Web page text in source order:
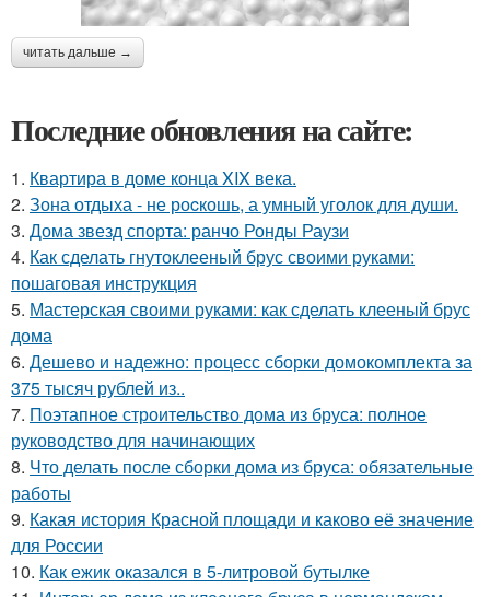
читать дальше →
Последние обновления на сайте:
1. Квартира в доме конца XIX века.
2. Зона отдыха - не роcкошь, а умный уголок для души.
3. Дома звезд спорта: ранчо Ронды Раузи
4. Как сделать гнутоклееный брус своими руками:
пошаговая инструкция
5. Мастерская своими руками: как сделать клееный брус
дома
6. Дешево и надежно: процесс сборки домокомплекта за
375 тысяч рублей из..
7. Поэтапное строительство дома из бруса: полное
руководство для начинающих
8. Что делать после сборки дома из бруса: обязательные
работы
9. Какая история Красной площади и каково её значение
для России
10. Как ежик оказался в 5-литровой бутылке